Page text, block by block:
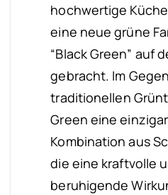
hochwertige
eine neue grüne
“Black Green” auf
gebracht. Im
traditionellen
Green eine
Kombination aus
die eine kraftvolle
beruhigende